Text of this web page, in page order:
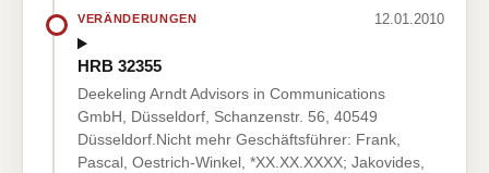
VERÄNDERUNGEN 12.01.2010
HRB 32355
Deekeling Arndt Advisors in Communications
GmbH, Düsseldorf, Schanzenstr. 56, 40549
Düsseldorf.Nicht mehr Geschäftsführer: Frank,
Pascal, Oestrich-Winkel, *XX.XX.XXXX; Jakovides,